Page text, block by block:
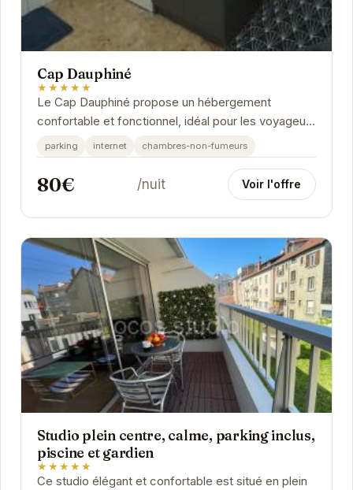
Cap Dauphiné
★★★★★
Le Cap Dauphiné propose un hébergement
confortable et fonctionnel, idéal pour les voyageurs
d'affaires ou de loisirs. Sa situation géographique...
parking internet chambres-non-fumeurs
80€ /nuit Voir l'offre
Studio plein centre, calme, parking inclus,
piscine et gardien
★★★★★
Ce studio élégant et confortable est situé en plein